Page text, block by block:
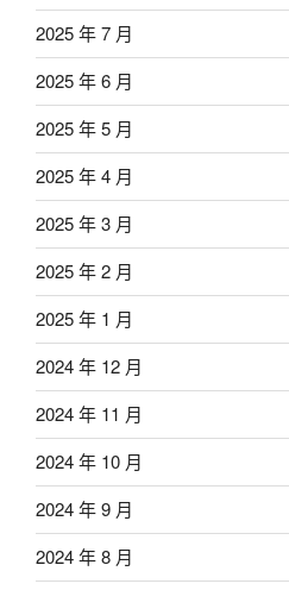
2025 年 7 月
2025 年 6 月
2025 年 5 月
2025 年 4 月
2025 年 3 月
2025 年 2 月
2025 年 1 月
2024 年 12 月
2024 年 11 月
2024 年 10 月
2024 年 9 月
2024 年 8 月